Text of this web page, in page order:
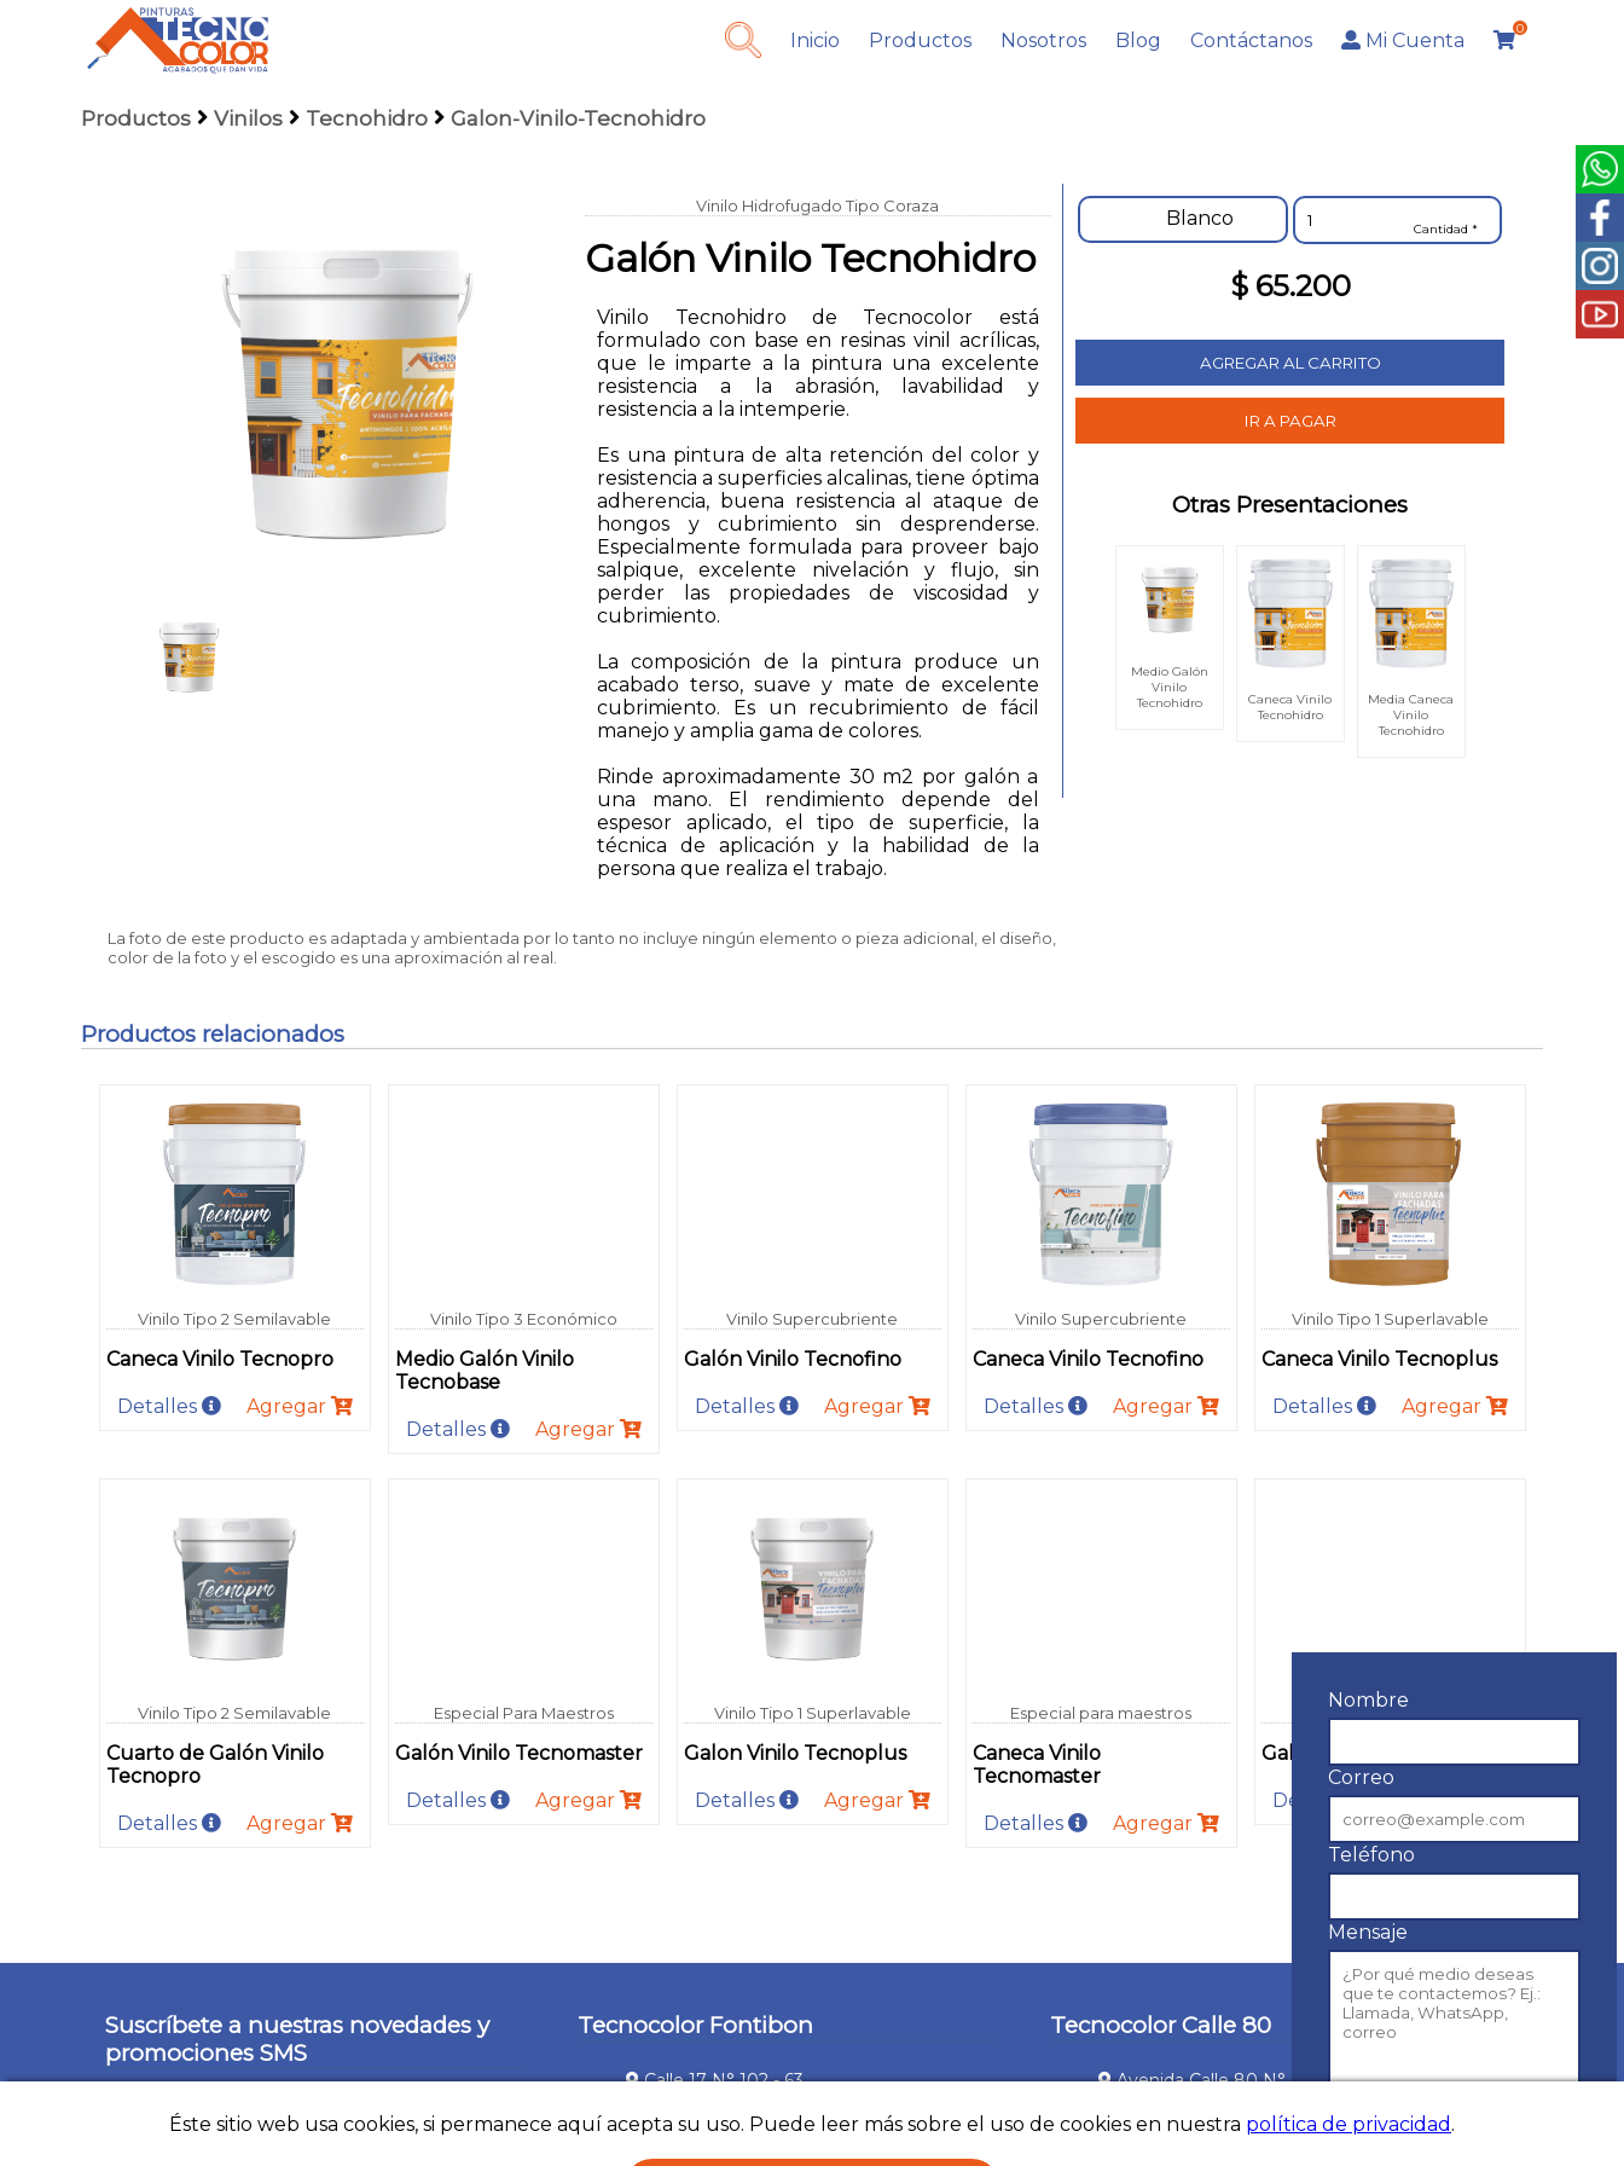
Inicio Productos Nosotros Blog Contáctanos Mi Cuenta
0
Productos Vinilos Tecnohidro Galon-Vinilo-Tecnohidro
Vinilo Hidrofugado Tipo Coraza
Galón Vinilo Tecnohidro
Vinilo Tecnohidro de Tecnocolor está
formulado con base en resinas vinil acrílicas,
que le imparte a la pintura una excelente
resistencia a la abrasión, lavabilidad y
resistencia a la intemperie.
Es una pintura de alta retención del color y
resistencia a superficies alcalinas, tiene óptima
adherencia, buena resistencia al ataque de
hongos y cubrimiento sin desprenderse.
Especialmente formulada para proveer bajo
salpique, excelente nivelación y flujo, sin
perder las propiedades de viscosidad y
cubrimiento.
La composición de la pintura produce un
acabado terso, suave y mate de excelente
cubrimiento. Es un recubrimiento de fácil
manejo y amplia gama de colores.
Rinde aproximadamente 30 m2 por galón a
una mano. El rendimiento depende del
espesor aplicado, el tipo de superficie, la
técnica de aplicación y la habilidad de la
persona que realiza el trabajo.
La foto de este producto es adaptada y ambientada por lo tanto no incluye ningún elemento o pieza adicional, el diseño,
color de la foto y el escogido es una aproximación al real.
Blanco Cantidad *
$ 65.200
Otras Presentaciones
Medio Galón
Vinilo
Tecnohidro
Caneca Vinilo
Tecnohidro
Media Caneca
Vinilo
Tecnohidro
Productos relacionados
Vinilo Tipo 2 Semilavable
Caneca Vinilo Tecnopro
Detalles Agregar
Vinilo Tipo 3 Económico
Medio Galón Vinilo
Tecnobase
Detalles Agregar
Vinilo Supercubriente
Galón Vinilo Tecnofino
Detalles Agregar
Vinilo Supercubriente
Caneca Vinilo Tecnofino
Detalles Agregar
Vinilo Tipo 1 Superlavable
Caneca Vinilo Tecnoplus
Detalles Agregar
Vinilo Tipo 2 Semilavable
Cuarto de Galón Vinilo
Tecnopro
Detalles Agregar
Especial Para Maestros
Galón Vinilo Tecnomaster
Detalles Agregar
Vinilo Tipo 1 Superlavable
Galon Vinilo Tecnoplus
Detalles Agregar
Especial para maestros
Caneca Vinilo
Tecnomaster
Detalles Agregar
Vinilo Tipo 3 Económico
Galón Vinilo Tecnobase
Detalles Agregar
Suscríbete a nuestras novedades y
promociones SMS
Tecnocolor Fontibon
Calle 17 N° 102 - 63
Tecnocolor Calle 80
Avenida Calle 80 N° 69Q - 17
Éste sitio web usa cookies, si permanece aquí acepta su uso. Puede leer más sobre el uso de cookies en nuestra política de privacidad .
Nombre
Correo
Teléfono
Mensaje